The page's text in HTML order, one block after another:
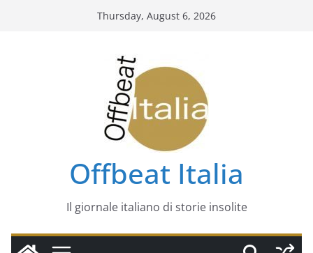
Thursday, August 6, 2026
Offbeat Italia
Il giornale italiano di storie insolite